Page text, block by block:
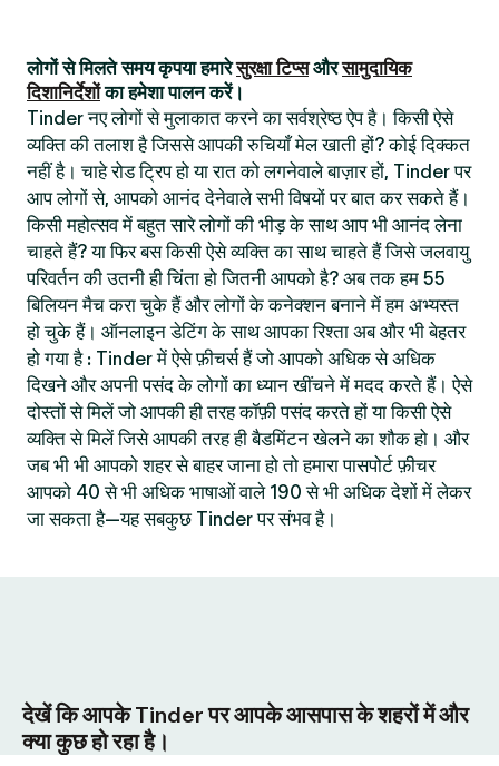
लोगों से मिलते समय कृपया हमारेसुरक्षा टिप्सऔरसामुदायिक
दिशानिर्देशोंका हमेशा पालन करें।
Tinder नए लोगों से मुलाकात करने का सर्वश्रेष्ठ ऐप है। किसी ऐसे
व्यक्ति की तलाश है जिससे आपकी रुचियाँ मेल खाती हों? कोई दिक्कत
नहीं है। चाहे रोड ट्रिप हो या रात को लगनेवाले बाज़ार हों, Tinder पर
आप लोगों से, आपको आनंद देनेवाले सभी विषयों पर बात कर सकते हैं।
किसी महोत्सव में बहुत सारे लोगों की भीड़ के साथ आप भी आनंद लेना
चाहते हैं? या फिर बस किसी ऐसे व्यक्ति का साथ चाहते हैं जिसे जलवायु
परिवर्तन की उतनी ही चिंता हो जितनी आपको है? अब तक हम 55
बिलियन मैच करा चुके हैं और लोगों के कनेक्शन बनाने में हम अभ्यस्त
हो चुके हैं। ऑनलाइन डेटिंग के साथ आपका रिश्ता अब और भी बेहतर
हो गया है : Tinder में ऐसे फ़ीचर्स हैं जो आपको अधिक से अधिक
दिखने और अपनी पसंद के लोगों का ध्यान खींचने में मदद करते हैं। ऐसे
दोस्तों से मिलें जो आपकी ही तरह कॉफ़ी पसंद करते हों या किसी ऐसे
व्यक्ति से मिलें जिसे आपकी तरह ही बैडमिंटन खेलने का शौक हो। और
जब भी भी आपको शहर से बाहर जाना हो तो हमारा पासपोर्ट फ़ीचर
आपको 40 से भी अधिक भाषाओं वाले 190 से भी अधिक देशों में लेकर
जा सकता है—यह सबकुछ Tinder पर संभव है।
देखें कि आपके Tinder पर आपके आसपास के शहरों में और
क्या कुछ हो रहा है।